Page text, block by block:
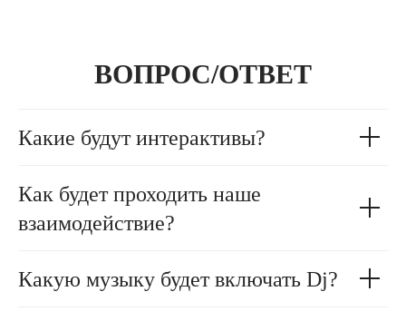
ВОПРОС/ОТВЕТ
Какие будут интерактивы?
Как будет проходить наше
взаимодействие?
Какую музыку будет включать Dj?